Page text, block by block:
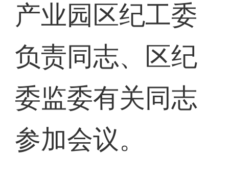
产业园区纪工委
负责同志、区纪
委监委有关同志
参加会议。